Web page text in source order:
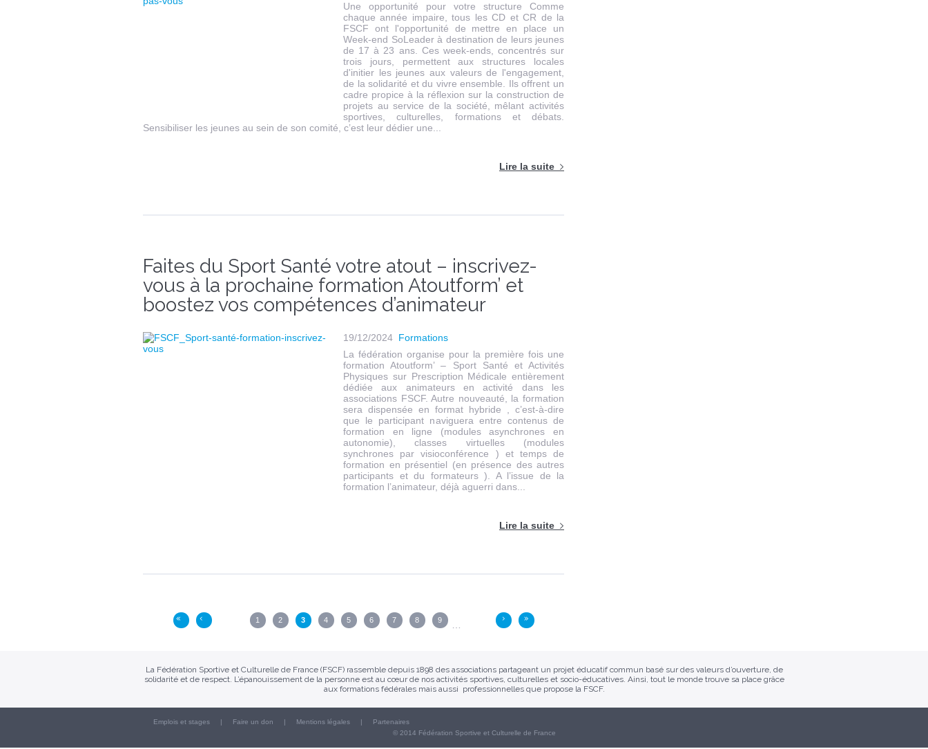
Une opportunité pour votre structure Comme
chaque année impaire, tous les CD et CR de la
FSCF ont l'opportunité de mettre en place un
Week-end SoLeader à destination de leurs jeunes
de 17 à 23 ans. Ces week-ends, concentrés sur
trois jours, permettent aux structures locales
d'initier les jeunes aux valeurs de l'engagement,
de la solidarité et du vivre ensemble. Ils offrent un
cadre propice à la réflexion sur la construction de
projets au service de la société, mêlant activités
sportives, culturelles, formations et débats.
Sensibiliser les jeunes au sein de son comité, c’est leur dédier une...
Lire la suite
Faites du Sport Santé votre atout – inscrivez-
vous à la prochaine formation Atoutform’ et
boostez vos compétences d’animateur
19/12/2024 Formations
La fédération organise pour la première fois une
formation Atoutform’ – Sport Santé et Activités
Physiques sur Prescription Médicale entièrement
dédiée aux animateurs en activité dans les
associations FSCF. Autre nouveauté, la formation
sera dispensée en format hybride , c’est-à-dire
que le participant naviguera entre contenus de
formation en ligne (modules asynchrones en
autonomie), classes virtuelles (modules
synchrones par visioconférence ) et temps de
formation en présentiel (en présence des autres
participants et du formateurs ). A l’issue de la
formation l’animateur, déjà aguerri dans...
Lire la suite
« ‹ 1 2 3 4 5 6 7 8 9 › »
La Fédération Sportive et Culturelle de France (FSCF) rassemble depuis 1898 des associations partageant un projet éducatif commun basé sur des valeurs d’ouverture, de
solidarité et de respect. L’épanouissement de la personne est au cœur de nos activités sportives, culturelles et socio-éducatives. Ainsi, tout le monde trouve sa place grâce
aux formations fédérales mais aussi professionnelles que propose la FSCF.
Emplois et stages Faire un don Mentions légales
Partenaires
© 2014 Fédération Sportive et Culturelle de France